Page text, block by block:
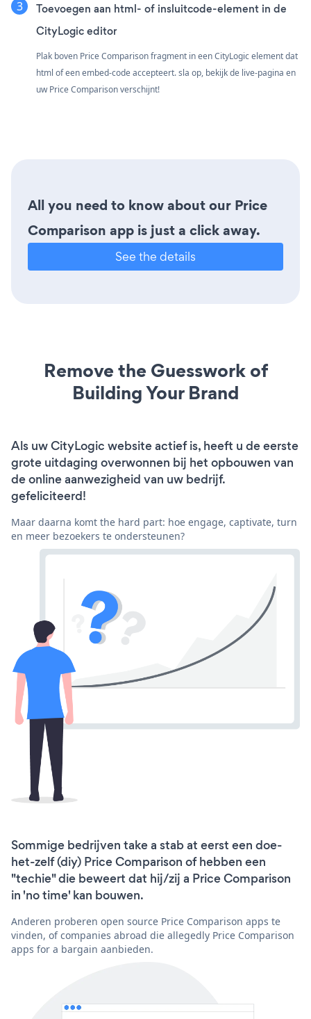
Toevoegen aan html- of insluitcode-element in de
CityLogic editor
Plak boven Price Comparison fragment in een CityLogic element dat
html of een embed-code accepteert. sla op, bekijk de live-pagina en
uw Price Comparison verschijnt!
All you need to know about our Price
Comparison app is just a click away.
See the details
Remove the Guesswork of
Building Your Brand
Als uw CityLogic website actief is, heeft u de eerste
grote uitdaging overwonnen bij het opbouwen van
de online aanwezigheid van uw bedrijf.
gefeliciteerd!
Maar daarna komt the hard part: hoe engage, captivate, turn
en meer bezoekers te ondersteunen?
Sommige bedrijven take a stab at eerst een doe-
het-zelf (diy) Price Comparison of hebben een
"techie" die beweert dat hij/zij a Price Comparison
in 'no time' kan bouwen.
Anderen proberen open source Price Comparison apps te
vinden, of companies abroad die allegedly Price Comparison
apps for a bargain aanbieden.